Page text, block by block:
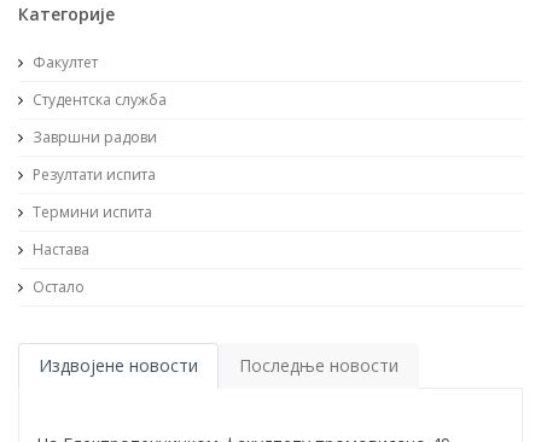
Категорије
Факултет
Студентска служба
Завршни радови
Резултати испита
Термини испита
Настава
Остало
Издвојене новости Последње новости